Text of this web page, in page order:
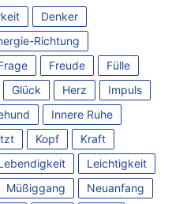
Denker
Richtung
Freude
Fülle
Glück Herz
Impuls
Innere Ruhe
Kopf
Kraft
Leichtigkeit
Müßiggang
Neuanfang